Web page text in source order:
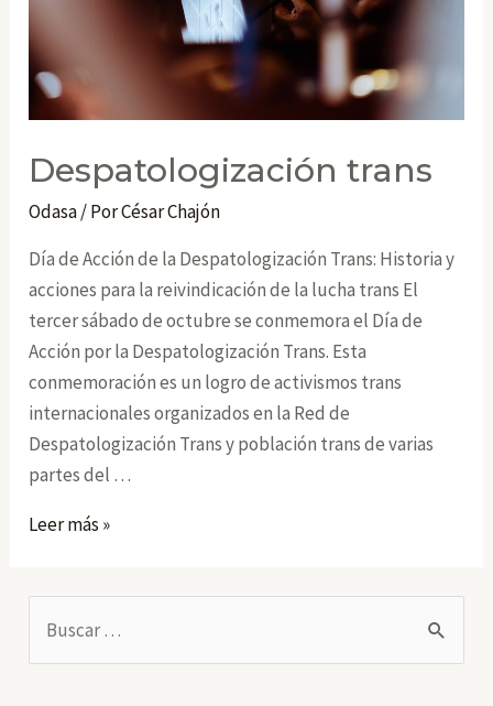
Despatologización trans
Odasa/ PorCésar Chajón
Día de Acción de la Despatologización Trans: Historia y
acciones para la reivindicación de la lucha trans El
tercer sábado de octubre se conmemora el Día de
Acción por la Despatologización Trans. Esta
conmemoración es un logro de activismos trans
internacionales organizados en la Red de
Despatologización Trans y población trans de varias
partes del …
Despatologización
Leer más »